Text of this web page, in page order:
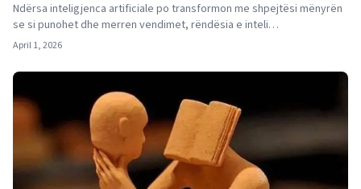
Ndërsa inteligjenca artificiale po transformon me shpejtësi mënyrën
se si punohet dhe merren vendimet, rëndësia e inteli…
April 1, 2026